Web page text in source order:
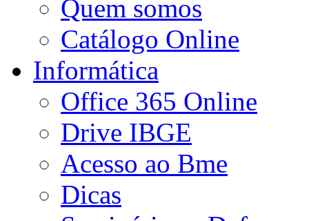
Quem somos
Catálogo Online
Informática
Office 365 Online
Drive IBGE
Acesso ao Bme
Dicas